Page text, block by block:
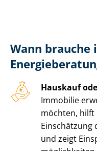
Wann brauche
Hauskauf
Immobilie
möchten, hilft
Einschätzung
und zeigt